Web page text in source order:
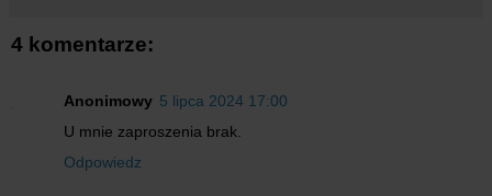
4 komentarze:
Anonimowy 5 lipca 2024 17:00
U mnie zaproszenia brak.
Odpowiedz